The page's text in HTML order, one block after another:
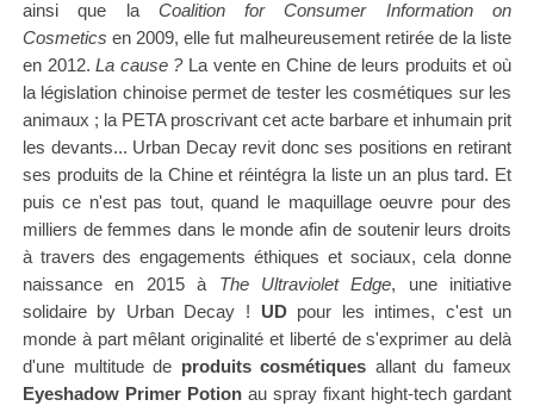
ainsi que la Coalition for Consumer Information on
Cosmetics en 2009, elle fut malheureusement retirée de la liste
en 2012.La cause ?La vente en Chine de leurs produits et où
la législation chinoise permet de tester les cosmétiques sur les
animaux ; la PETA proscrivant cet acte barbare et inhumain prit
les devants... Urban Decay revit donc ses positions en retirant
ses produits de la Chine et réintégra la liste un an plus tard. Et
puis ce n'est pas tout, quand le maquillage oeuvre pour des
milliers de femmes dans le monde afin de soutenir leurs droits
à travers des engagements éthiques et sociaux, cela donne
naissance en 2015 à The Ultraviolet Edge, une initiative
solidaire by Urban Decay ! UDpour les intimes, c'est un
monde à part mêlant originalité et liberté de s'exprimer au delà
d'une multitude de produits cosmétiques allant du fameux
Eyeshadow Primer Potionau spray fixant hight-tech gardant